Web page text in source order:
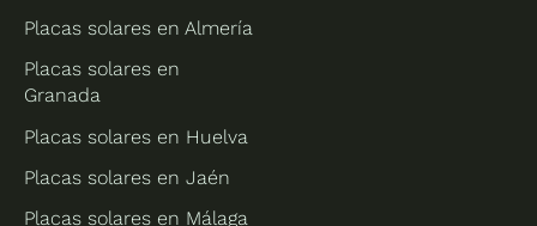
Placas solares en Almería
Placas solares en
Granada
Placas solares en Huelva
Placas solares en Jaén
Placas solares en Málaga